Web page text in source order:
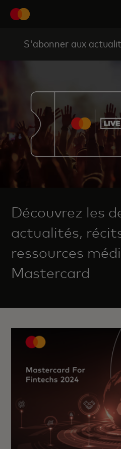
S'abonner aux
Découvrez les
actualités,
ressources
Mastercard